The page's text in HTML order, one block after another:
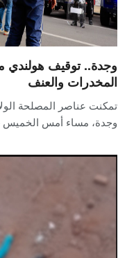
وجدة.. توقيف هولندي
المخدرات والعنف
تمكنت عناصر المصلحة
وجدة، مساء أمس الخميس 6 غشت…